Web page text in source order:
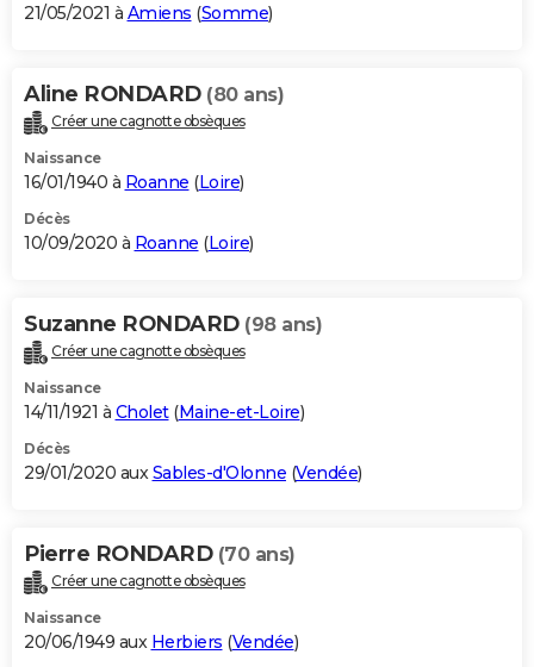
21/05/2021 à Amiens (Somme)
Aline RONDARD (80 ans)
Créer une cagnotte obsèques
Naissance
16/01/1940 à Roanne (Loire)
Décès
10/09/2020 à Roanne (Loire)
Suzanne RONDARD (98 ans)
Créer une cagnotte obsèques
Naissance
14/11/1921 à Cholet(Maine-et-Loire)
Décès
29/01/2020 auxSables-d'Olonne (Vendée)
Pierre RONDARD (70 ans)
Créer une cagnotte obsèques
Naissance
20/06/1949 aux Herbiers (Vendée)